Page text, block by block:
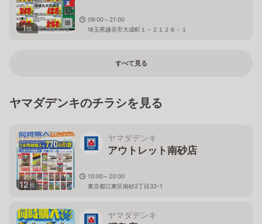
1枚
09:00～21:00
埼玉県越谷市大成町１－２１２８－１
すべて見る
ヤマダデンキのチラシを見る
12枚
ヤマダデンキ
アウトレット南砂店
10:00～20:00
東京都江東区南砂2丁目32-1
ヤマダデンキ